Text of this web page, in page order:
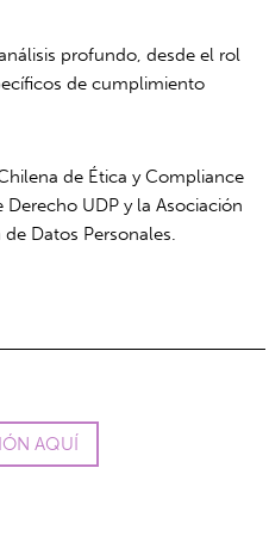
profundo, desde el rol
de cumplimiento
de Ética y Compliance
UDP y la Asociación
Datos Personales.
AQUÍ